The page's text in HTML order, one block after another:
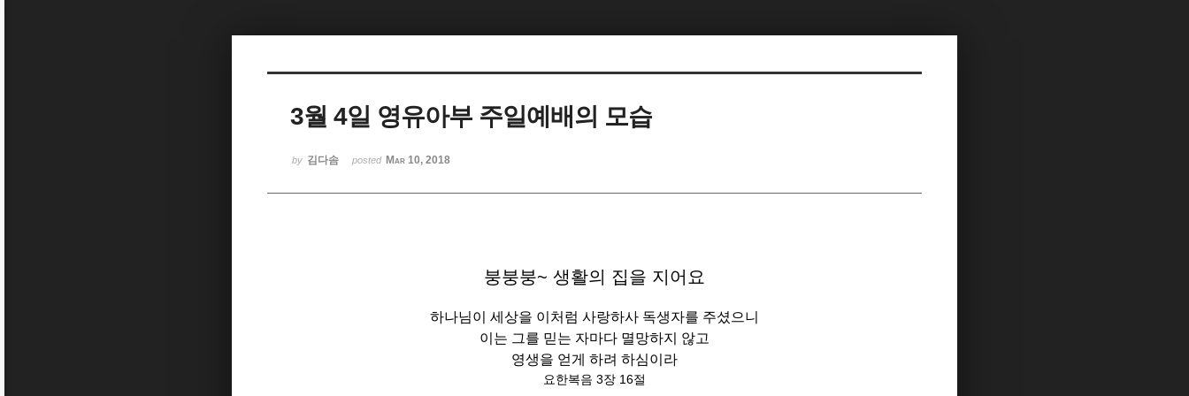
3월 4일 영유아부 주일예배의 모습
by 김다솜 posted Mar 10, 2018
붕붕붕~ 생활의 집을 지어요
하나님이 세상을 이처럼 사랑하사 독생자를 주셨으니
이는 그를 믿는 자마다 멸망하지 않고
영생을 얻게 하려 하심이라
요한복음 3장 16절
Sketchbook5, 스케치북5
Sketchbook5, 스케치북5